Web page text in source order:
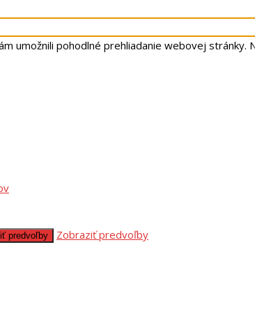
umožnili pohodlné prehliadanie webovej stránky.
predvoľby Zobraziť predvoľby